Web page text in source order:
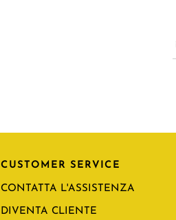
CUSTOMER SERVICE
CONTATTA L'ASSISTENZA
DIVENTA CLIENTE